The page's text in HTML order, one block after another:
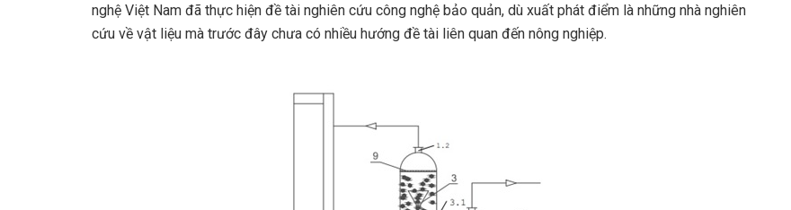
nghệ Việt Nam đã thực hiện đề tài nghiên cứu công nghệ bảo quản, dù xuất phát điểm là những nhà nghiên
cứu về vật liệu mà trước đây chưa có nhiều hướng đề tài liên quan đến nông nghiệp.